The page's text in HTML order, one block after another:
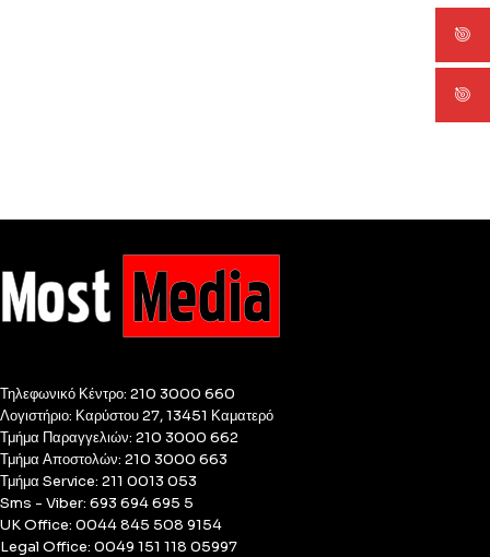
Τηλεφωνικό Κέντρο: 210 3000 660
Λογιστήριο: Καρύστου 27, 13451 Καματερό
Τμήμα Παραγγελιών: 210 3000 662
Τμήμα Αποστολών: 210 3000 663
Τμήμα Service: 211 0013 053
Sms - Viber: 693 694 695 5
UK Office: 0044 845 508 9154
Legal Office: 0049 151 118 05997